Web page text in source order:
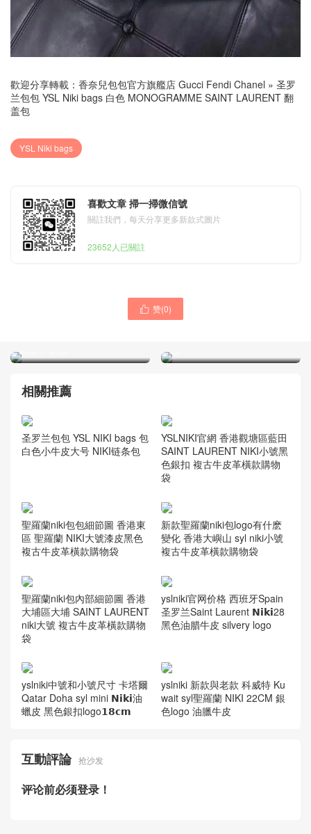
歡迎分享轉載： 香奈兒包包官方旗艦店 Gucci Fendi Chanel » 圣罗
兰包包 YSL Niki bags 白色 MONOGRAMME SAINT LAURENT 翻
盖包
YSL Niki bags
喜歡文章 掃一掃微信號
關註我們，每天分享更多新款式圖片
23652人已關註
 赞(0)
圣罗兰香港官网女包 YSL手
百搭手拿包
圣罗兰包包 YSL NIKI bags
包
相關推薦
圣罗兰包包 YSL NIKI bags 包
白色小牛皮大号 NIKI链条包
YSLNIKI官網 香港觀塘區藍田
SAINT LAURENT NIKI小號黑
色銀扣 複古牛皮革橫款購物
袋
聖羅蘭niki包包細節圖 香港東
區 聖羅蘭 NIKI大號漆皮黑色
複古牛皮革橫款購物袋
新款聖羅蘭niki包logo有什麽
變化 香港大嶼山 syl niki小號
複古牛皮革橫款購物袋
聖羅蘭niki包內部細節圖 香港
大埔區大埔 SAINT LAURENT
niki大號 複古牛皮革橫款購物
袋
yslniki官网价格 西班牙Spain
圣罗兰Saint Laurent 𝗡𝗶𝗸𝗶28
黑色油腊牛皮 silvery logo
yslniki中號和小號尺寸 卡塔爾
Qatar Doha syl mini 𝗡𝗶𝗸𝗶油
蠟皮 黑色銀扣logo𝟭𝟴𝗰𝗺
yslniki 新款與老款 科威特 Ku
wait syl聖羅蘭 NIKI 22CM 銀
色logo 油臘牛皮
互動評論 抢沙发
评论前必须登录！